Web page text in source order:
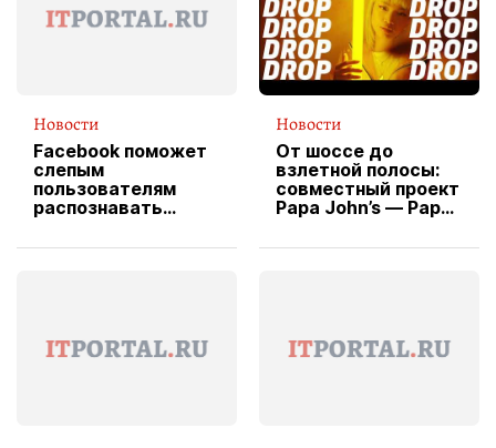
Новости
Facebook поможет
слепым
пользователям
распознавать
Новости
От шоссе до
взлетной полосы:
совместный проект
Papa John’s — Papa
вводит